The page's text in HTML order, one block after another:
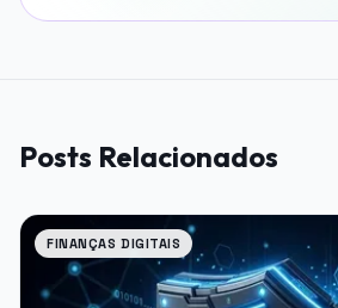
Posts Relacionados
FINANÇAS DIGITAIS